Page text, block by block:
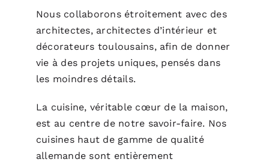
Nous collaborons étroitement avec des
architectes, architectes d’intérieur et
décorateurs toulousains, afin de donner
vie à des projets uniques, pensés dans
les moindres détails.
La cuisine, véritable cœur de la maison,
est au centre de notre savoir-faire. Nos
cuisines haut de gamme de qualité
allemande sont entièrement